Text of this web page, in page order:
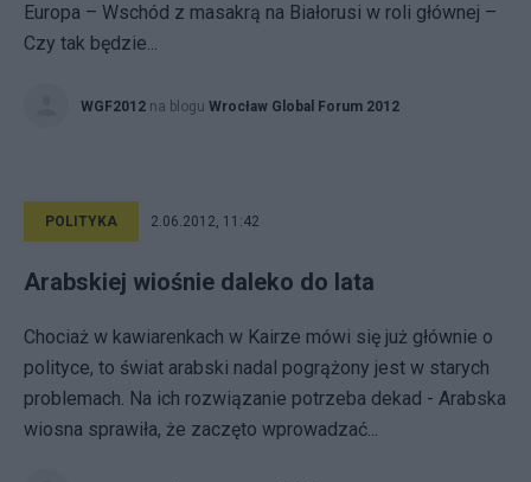
Europa – Wschód z masakrą na Białorusi w roli głównej –
Czy tak będzie...
WGF2012 na blogu Wrocław Global Forum 2012
POLITYKA 2.06.2012, 11:42
Arabskiej wiośnie daleko do lata
Chociaż w kawiarenkach w Kairze mówi się już głównie o
polityce, to świat arabski nadal pogrążony jest w starych
problemach. Na ich rozwiązanie potrzeba dekad - Arabska
wiosna sprawiła, że zaczęto wprowadzać...